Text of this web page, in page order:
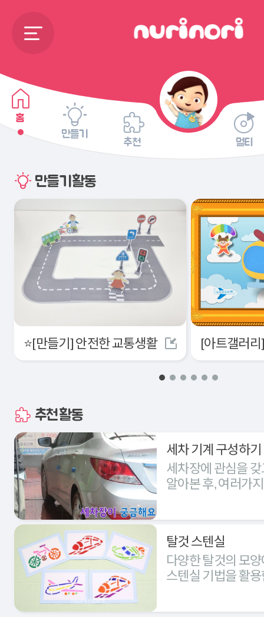
홈
만들기
추천 멀티
만들기활동
⭐[만들기] 안전한 교통생활
추천활동
세차 기계 구성하기
세차장에 관심을
알아본 후, 여러가
탈것 스텐실
다양한 탈것의 모
스텐실 기법을 활